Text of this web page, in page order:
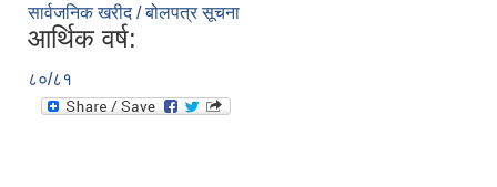
सार्वजनिक खरीद / बोलपत्र सूचना
आर्थिक वर्ष:
८०/८१